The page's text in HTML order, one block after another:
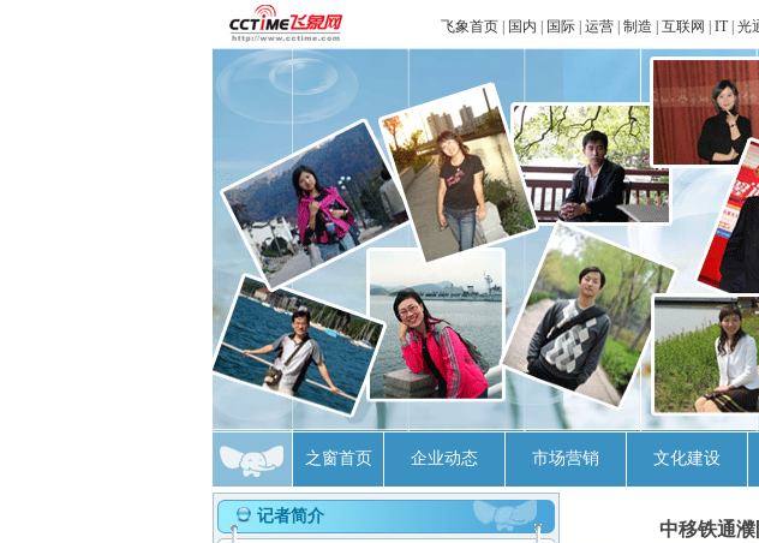
飞象首页 国内 国际 运营 制造 互联网 IT| 光
之窗首页 企业动态 市场营销 文化建设
记者简介
中移铁通